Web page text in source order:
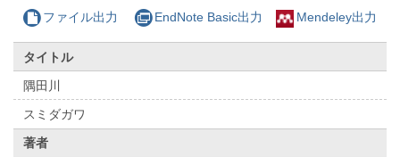
ファイル出力 EndNote Basic出力 Mendeley出力
タイトル
隅田川
スミダガワ
著者